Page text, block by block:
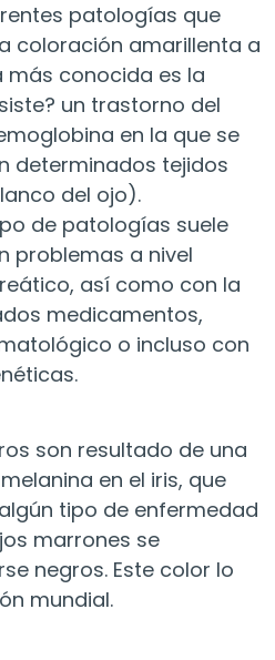
patologías que
coloración amarillenta a
más conocida es la
un trastorno del
en la que se
determinados tejidos
del ojo).
de patologías suele
problemas a nivel
así como con la
medicamentos,
o incluso con
son resultado de una
en el iris, que
tipo de enfermedad
marrones se
negros. Este color lo
mundial.